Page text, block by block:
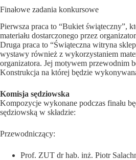
Finałowe zadania konkursowe
Pierwsza praca to “Bukiet świąteczny”,
materiału dostarczonego przez
Druga praca to “Świąteczna witryna
wystawy również z wykorzystaniem
organizatora. Jej motywem przewodnim
Konstrukcja na której będzie
Komisja sędziowska
Kompozycje wykonane podczas finału
sędziowską w składzie:
Przewodniczący:
Prof. ZUT dr hab. inż. Piotr